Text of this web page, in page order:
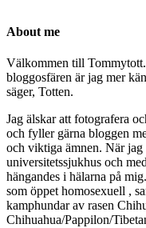
About me
Välkommen till
bloggosfären är jag mer
säger, Totten.
Jag älskar att fotografera
och fyller gärna bloggen
och viktiga ämnen. När jag
universitetssjukhus och
hängandes i hälarna på
som öppet homosexuell ,
kamphundar av rasen
Chihuahua/Pappilon/